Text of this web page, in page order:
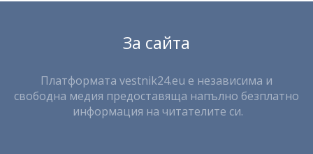
За сайта
Платформата vestnik24.eu е независима и
свободна медия предоставяща напълно безплатно
информация на читателите си.